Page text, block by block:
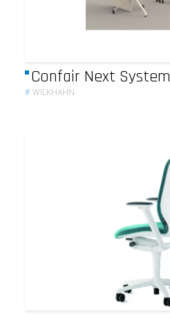
Confair Next System
#WILKHAHN